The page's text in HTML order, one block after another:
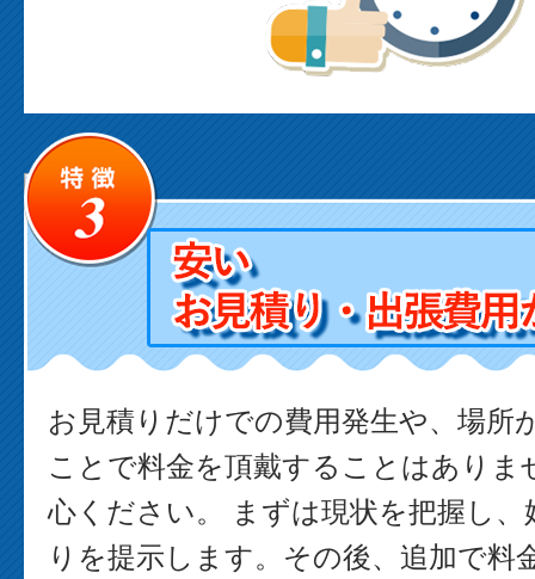
お見積りだけでの費用発生や、場所
ことで料金を頂戴することはありま
心ください。 まずは現状を把握し
りを提示します。その後、追加で料